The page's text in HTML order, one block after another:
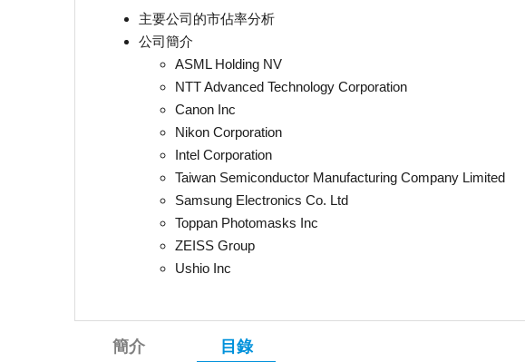
主要公司的市佔率分析
公司簡介
ASML Holding NV
NTT Advanced Technology Corporation
Canon Inc
Nikon Corporation
Intel Corporation
Taiwan Semiconductor Manufacturing Company Limited
Samsung Electronics Co. Ltd
Toppan Photomasks Inc
ZEISS Group
Ushio Inc
簡介 目錄